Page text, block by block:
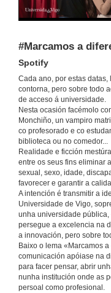
#Marcamos a
Spotify
Cada ano, por estas
contorna, pero sobre todo
de acceso á universidade.
Nesta ocasión facémolo
Monchiño, un vampiro
co profesorado e co
biblioteca ou no comedor...
Realidade e ficción
entre os seus fins eliminar
sexual, sexo, idade,
favorecer e garantir a
A intención é transmitir a
Universidade de Vigo,
unha universidade
persegue a excelencia na
a innovación, pero sobre
Baixo o lema «Marcamos
comunicación apóiase na
para facer pensar, abrir
nunha institución onde as
persoal como profesional.